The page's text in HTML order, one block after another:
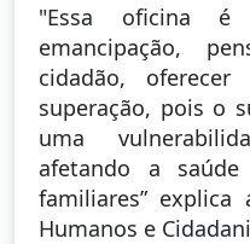
"Essa oficina é
emancipação,
cidadão,
superação, pois o
uma
afetando a
familiares”
Humanos e